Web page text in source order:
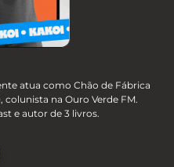
atua como Chão de Fábrica
colunista na Ouro Verde FM.
e autor de 3 livros.